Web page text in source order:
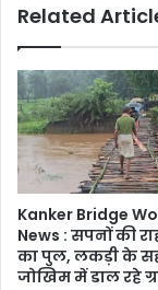
Related
Kanker Bridge
News : सपनों की
का पुल, लकड़ी के
जोखिम में डाल रहे